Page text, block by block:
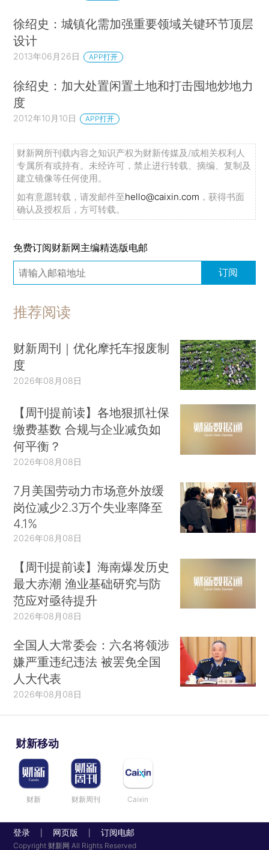
徐绍史：城镇化需加强重要领域关键环节顶层
设计
2013年06月26日 APP打开
徐绍史：加大处置闲置土地和打击囤地炒地力
度
2012年10月10日 APP打开
财新网所刊载内容之知识产权为财新传媒及/或相关权利人
专属所有或持有。未经许可，禁止进行转载、摘编、复制及
建立镜像等任何使用。
如有意愿转载，请发邮件至hello@caixin.com ，获得书面
确认及授权后，方可转载。
免费订阅财新网主编精选版电邮
订阅
推荐阅读
财新周刊｜优化摩托车报废制
度
2026年08月08日
【周刊提前读】各地狠抓社保
缴费基数 合规与企业减负如
何平衡？
2026年08月08日
7月美国劳动力市场意外放缓
岗位减少2.3万个失业率降至
4.1%
2026年08月08日
【周刊提前读】海南爆发历史
最大赤潮 渔业基础研究与防
范应对亟待提升
2026年08月08日
全国人大常委会：六名将领涉
嫌严重违纪违法 被罢免全国
人大代表
2026年08月08日
财新移动
财新 财新周刊 Caixin
登录 网页版 订阅电邮
Copyright 财新网 All Rights Reserved